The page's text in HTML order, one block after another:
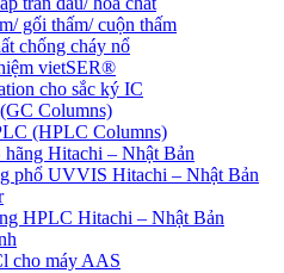
gối thấm/ cuộn thấm
chống cháy nổ
vietSER®
cho sắc ký IC
Columns)
(HPLC Columns)
Hitachi – Nhật Bản
phổ UVVIS Hitachi – Nhật Bản
HPLC Hitachi – Nhật Bản
cho máy AAS